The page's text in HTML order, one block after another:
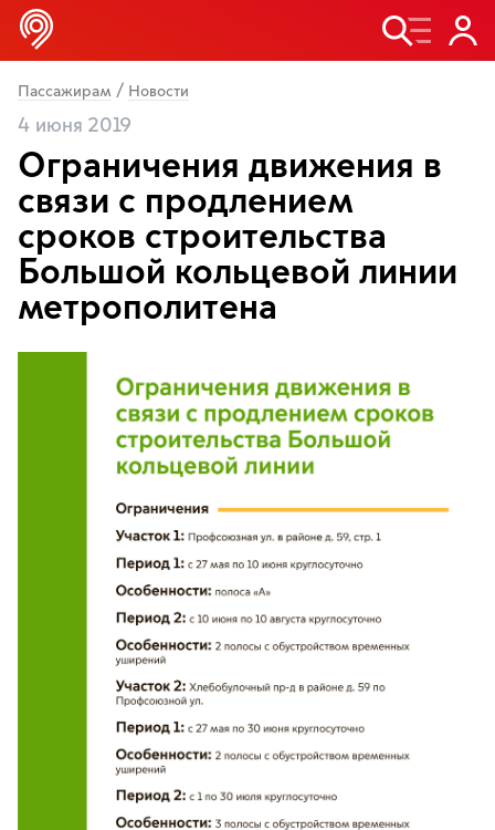
Пассажирам / Новости
4 июня 2019
Ограничения движения в
связи с продлением
сроков строительства
Большой кольцевой линии
метрополитена